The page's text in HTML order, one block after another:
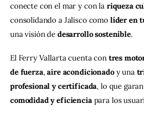
conecte con el mar y con la riqueza
consolidando a Jalisco como líder en
una visión de desarrollo sostenible.
El Ferry Vallarta cuenta con tres
de fuerza, aire acondicionado y una
profesional y certificada, lo que
comodidad y eficiencia para los